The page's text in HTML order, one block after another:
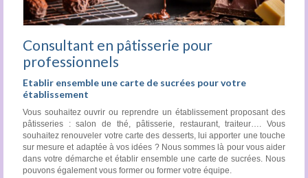
Consultant en pâtisserie pour
professionnels
Etablir ensemble une carte de sucrées pour votre
établissement
Vous souhaitez ouvrir ou reprendre un établissement proposant des
pâtisseries : salon de thé, pâtisserie, restaurant, traiteur…. Vous
souhaitez renouveler votre carte des desserts, lui apporter une touche
sur mesure et adaptée à vos idées ? Nous sommes là pour vous aider
dans votre démarche et établir ensemble une carte de sucrées. Nous
pouvons également vous former ou former votre équipe.